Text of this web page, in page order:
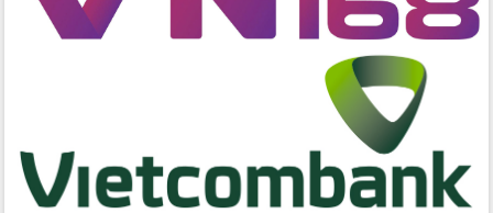
Tập huấn nâng cao năng lực triển khai
chuyển đổi số cho cán bộ, công chức
Đẩy mạnh cải cách hành chính, quyết
tâm đạt được mục tiêu tăng trưởng
hai con số trong năm 2026